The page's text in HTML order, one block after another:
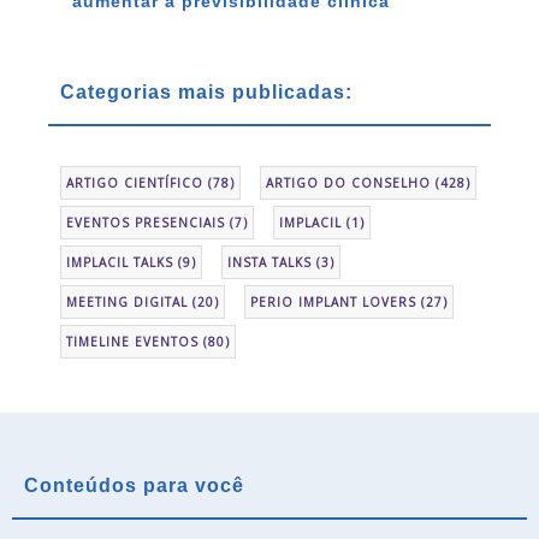
Categorias mais publicadas:
ARTIGO CIENTÍFICO (78) ARTIGO DO CONSELHO (428)
EVENTOS PRESENCIAIS (7) IMPLACIL (1)
IMPLACIL TALKS (9) INSTA TALKS (3)
MEETING DIGITAL (20) PERIO IMPLANT LOVERS (27)
TIMELINE EVENTOS (80)
Conteúdos para você